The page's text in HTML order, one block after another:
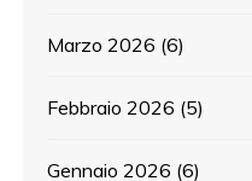
Marzo 2026 (6)
Febbraio 2026 (5)
Gennaio 2026 (6)